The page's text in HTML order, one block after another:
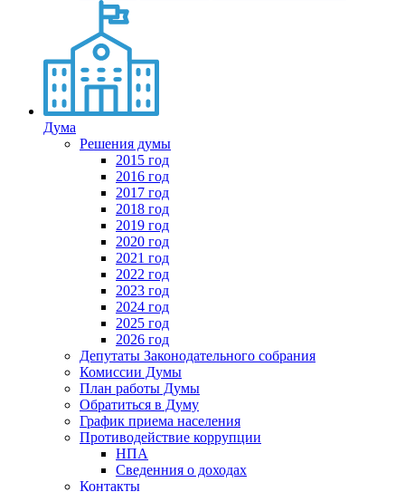
Дума
Решения думы
2015 год
2016 год
2017 год
2018 год
2019 год
2020 год
2021 год
2022 год
2023 год
2024 год
2025 год
2026 год
Депутаты Законодательного собрания
Комиссии Думы
План работы Думы
Обратиться в Думу
График приема населения
Противодействие коррупции
НПА
Сведенния о доходах
Контакты